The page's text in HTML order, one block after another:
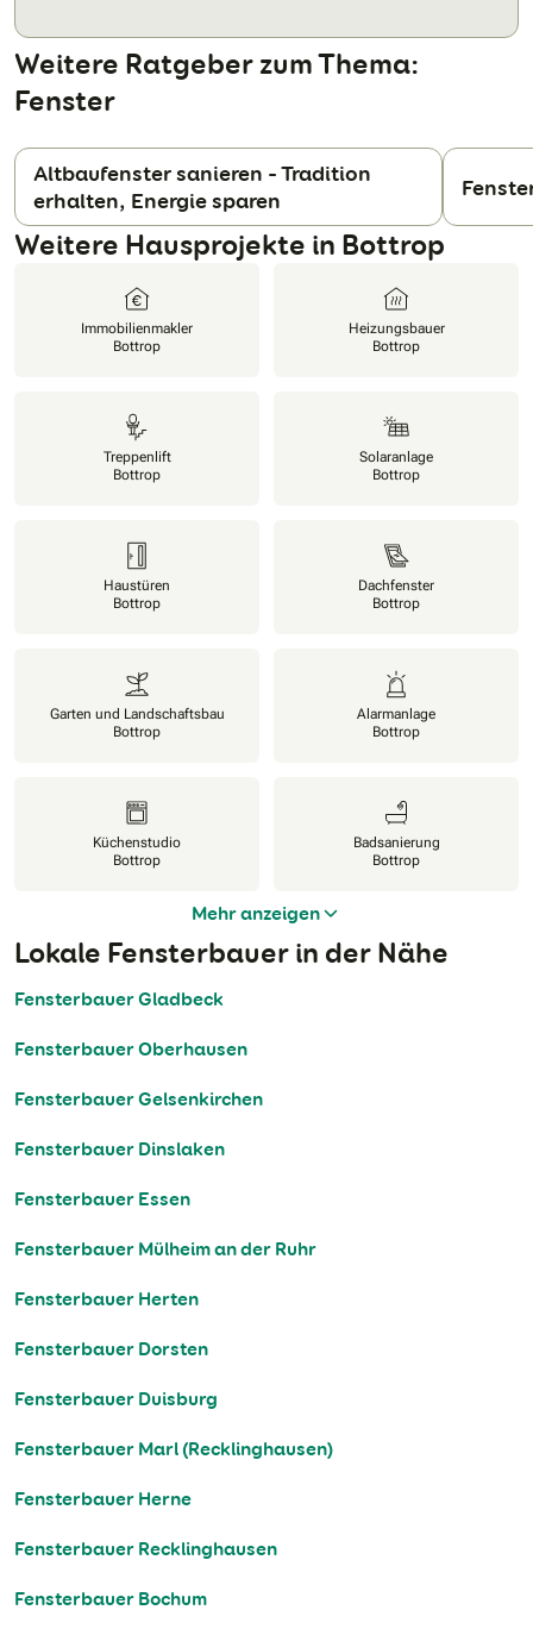
Weitere Ratgeber zum Thema:
Fenster
Altbaufenster sanieren – Tradition
erhalten, Energie sparen
Weitere Hausprojekte in Bottrop
Immobilienmakler
Bottrop
Heizungsbauer
Bottrop
Treppenlift
Bottrop
Solaranlage
Bottrop
Haustüren
Bottrop
Dachfenster
Bottrop
Garten und Landschaftsbau
Bottrop
Alarmanlage
Bottrop
Küchenstudio
Bottrop
Badsanierung
Bottrop
Mehr anzeigen
Lokale Fensterbauer in der Nähe
Fensterbauer Gladbeck
Fensterbauer Oberhausen
Fensterbauer Gelsenkirchen
Fensterbauer Dinslaken
Fensterbauer Essen
Fensterbauer Mülheim an der Ruhr
Fensterbauer Herten
Fensterbauer Dorsten
Fensterbauer Duisburg
Fensterbauer Marl (Recklinghausen)
Fensterbauer Herne
Fensterbauer Recklinghausen
Fensterbauer Bochum